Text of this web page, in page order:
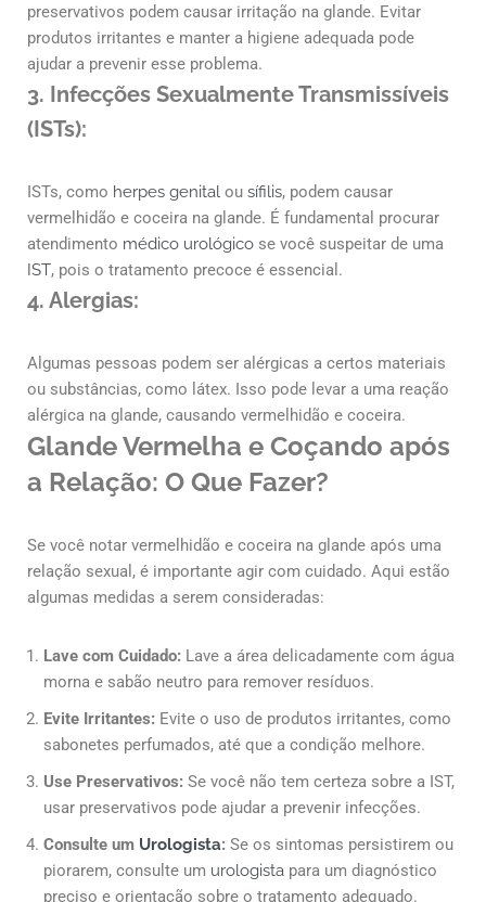
preservativos podem causar irritação na glande. Evitar
produtos irritantes e manter a higiene adequada pode
ajudar a prevenir esse problema.
3. Infecções Sexualmente Transmissíveis
(ISTs):
ISTs, como herpes genital ou sífilis, podem causar
vermelhidão e coceira na glande. É fundamental procurar
atendimento médico urológico se você suspeitar de uma
IST, pois o tratamento precoce é essencial.
4. Alergias:
Algumas pessoas podem ser alérgicas a certos materiais
ou substâncias, como látex. Isso pode levar a uma reação
alérgica na glande, causando vermelhidão e coceira.
Glande Vermelha e Coçando após
a Relação: O Que Fazer?
Se você notar vermelhidão e coceira na glande após uma
relação sexual, é importante agir com cuidado. Aqui estão
algumas medidas a serem consideradas:
Lave com Cuidado: Lave a área delicadamente com água
morna e sabão neutro para remover resíduos.
Evite Irritantes: Evite o uso de produtos irritantes, como
sabonetes perfumados, até que a condição melhore.
Use Preservativos: Se você não tem certeza sobre a IST,
usar preservativos pode ajudar a prevenir infecções.
Consulte um Urologista: Se os sintomas persistirem ou
piorarem, consulte um urologista para um diagnóstico
preciso e orientação sobre o tratamento adequado.